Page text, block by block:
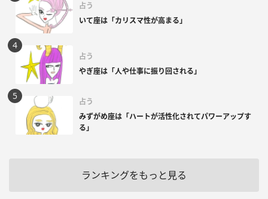
占う
いて座は「カリスマ性が高まる」
占う
やぎ座は「人や仕事に振り回される」
占う
みずがめ座は「ハートが活性化されてパワーアップす
る」
ランキングをもっと見る